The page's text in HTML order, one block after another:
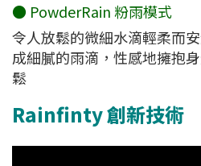
● PowderRain 粉雨模式
令人放鬆的微細水滴輕柔而
成細膩的雨滴，性感地擁抱
鬆
Rainfinty 創新技術